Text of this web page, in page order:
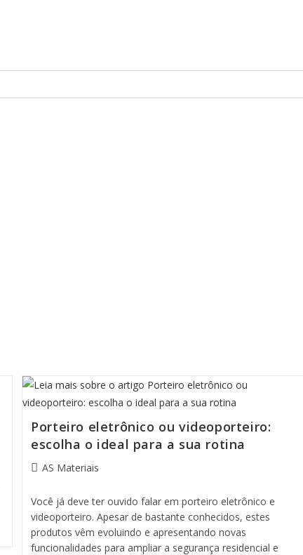
Porteiro eletrônico ou videoporteiro:
escolha o ideal para a sua rotina
Autor
post:
AS Materiais
Você já deve ter ouvido falar em porteiro eletrônico e
videoporteiro. Apesar de bastante conhecidos, estes
produtos vêm evoluindo e apresentando novas
funcionalidades para ampliar a segurança residencial e